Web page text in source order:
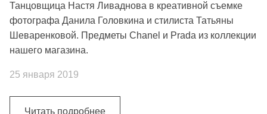
Танцовщица Настя Ливаднова в креативной съемке
фотографа Данила Головкина и стилиста Татьяны
Шеваренковой. Предметы Chanel и Prada из коллекции
нашего магазина.
25 января 2019
Читать подробнее